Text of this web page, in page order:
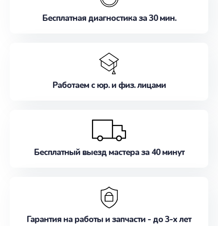
Бесплатная диагностика за 30 мин.
Работаем с юр. и физ. лицами
Бесплатный выезд мастера за 40 минут
Гарантия на работы и запчасти - до 3-х лет